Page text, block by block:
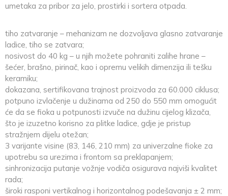
umetaka za pribor za jelo, prostirki i sortera otpada.
tiho zatvaranje – mehanizam ne dozvoljava glasno zatvaranje
ladice, tiho se zatvara;
nosivost do 40 kg – u njih možete pohraniti zalihe hrane –
šećer, brašno, pirinač, kao i opremu velikih dimenzija ili tešku
keramiku;
dokazana, sertifikovana trajnost proizvoda za 60.000 ciklusa;
potpuno izvlačenje u dužinama od 250 do 550 mm omogućit
će da se fioka u potpunosti izvuče na dužinu cijelog klizača,
što je izuzetno korisno za plitke ladice, gdje je pristup
stražnjem dijelu otežan;
3 varijante visine (83, 146, 210 mm) za univerzalne fioke za
upotrebu sa urezima i frontom sa preklapanjem;
sinhronizacija putanje vožnje vodiča osigurava najviši kvalitet
rada;
široki rasponi vertikalnog i horizontalnog podešavanja ± 2 mm;